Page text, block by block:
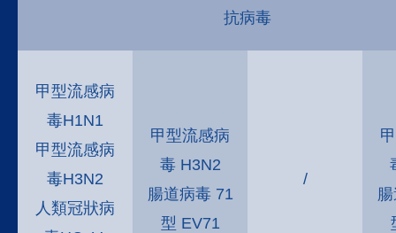
抗病毒
甲型流感病
毒H1N1
甲型流感病
毒H3N2
人類冠狀病
甲型流感病
毒 H3N2
腸道病毒 71
型 EV71
/